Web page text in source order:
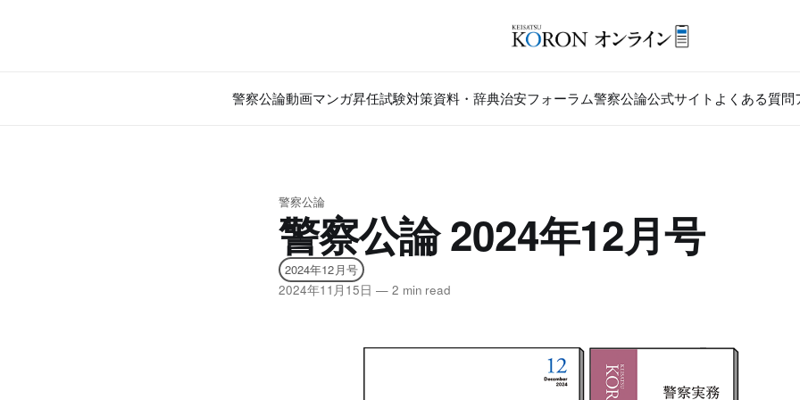
警察公論動画マンガ昇任試験対策資料・辞典治安フォーラム警察公論公式サイト よくある質問
警察公論
警察公論 2024年12月号
2024年12月号
2024年11月15日 —2 min read